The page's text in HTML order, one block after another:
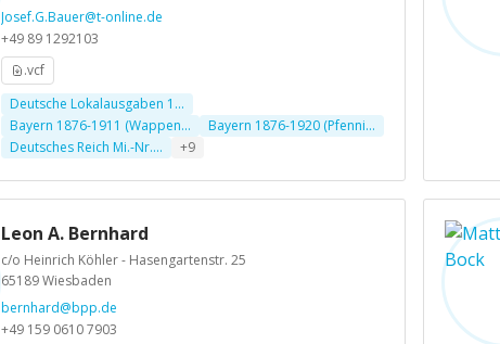
Josef.G.Bauer@t-online.de
+49 89 1292103
.vcf
Deutsche Lokalausgaben 1...
Bayern 1876-1911 (Wappen...
Bayern 1876-1920 (Pfenni...
Deutsches Reich Mi.-Nr....
+9
Leon A. Bernhard
c/o Heinrich Köhler - Hasengartenstr. 25
65189 Wiesbaden
bernhard@bpp.de
+49 159 0610 7903